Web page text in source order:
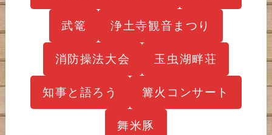
武篭 浄土寺観音まつり
消防操法大会 玉虫湖畔荘
知事と語ろう 篝火コンサート
舞米豚